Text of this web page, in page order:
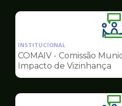
INSTITUCIONAL
COMAIV - Comissão
Impacto de Vizinhança